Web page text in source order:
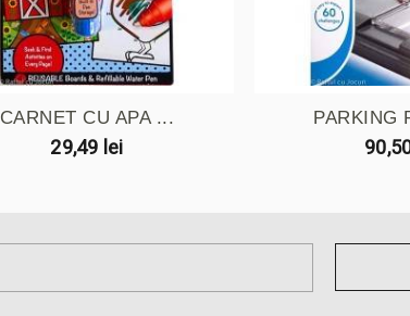
CARNET CU APA ...
29,49 lei
PARKING